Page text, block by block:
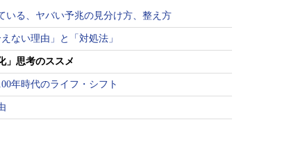
いる、ヤバい予兆の見分け方、整え方
ない理由」と「対処法」
」思考のススメ
年時代のライフ・シフト